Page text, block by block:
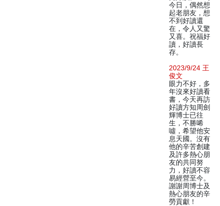
今日，偶然想
起老朋友，想
不到好讀還
在，令人又驚
又喜。祝福好
讀，好讀長
存。
2023/9/24 王
俊文
眼力不好，多
年沒來好讀看
書，今天再訪
好讀方知周劍
輝博士已往
生，不勝唏
噓，希望他安
息天國。沒有
他的辛苦創建
及許多熱心朋
友的共同努
力，好讀不容
易經營至今。
謝謝周博士及
熱心朋友的辛
勞貢獻！